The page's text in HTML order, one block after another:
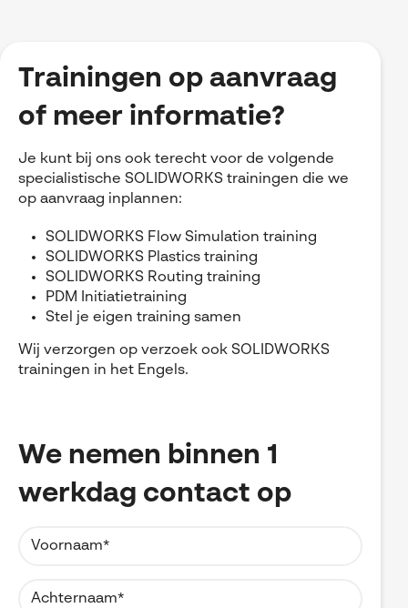
Trainingen op aanvraag
of meer informatie?
Je kunt bij ons ook terecht voor de volgende
specialistische SOLIDWORKS trainingen die we
op aanvraag inplannen:
SOLIDWORKS Flow Simulation training
SOLIDWORKS Plastics training
SOLIDWORKS Routing training
PDM Initiatietraining
Stel je eigen training samen
Wij verzorgen op verzoek ook SOLIDWORKS
trainingen in het Engels.
We nemen binnen 1
werkdag contact op